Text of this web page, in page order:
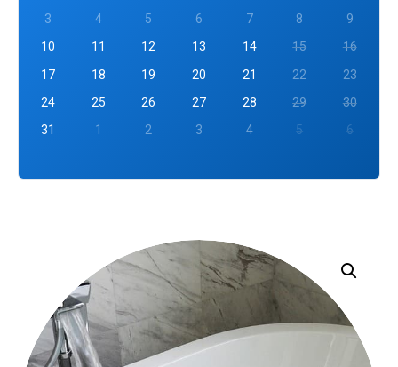
3
4 5 6 7 8
9
10
11 12 13 14 15
16
17
18 19 20 21 22
23
24
25 26 27 28 29
30
31
1 2 3 4 5 6